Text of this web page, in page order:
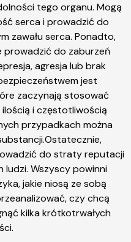
tego organu. Mogą
serca i prowadzić do
zawału serca. Ponadto,
do zaburzeń
agresja lub brak
jest
zaczynają stosować
i częstotliwością
przypadkach można
do straty reputacji
ludzi. Wszyscy powinni
jakie niosą ze sobą
czy chcą
kilka krótkotrwałych